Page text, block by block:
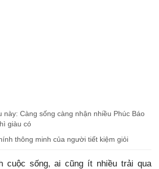
này: Càng sống càng nhận nhiều Phúc Báo
giàu có
thông minh của người tiết kiệm giỏi
cuộc sống, ai cũng ít nhiều trải qua